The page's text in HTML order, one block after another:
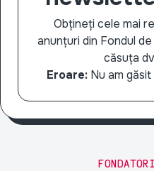
Obțineți cele mai
anunțuri din Fondul
căsuța
Eroare: Nu am